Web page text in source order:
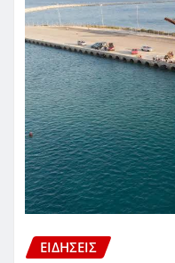
ΕΙΔΗΣΕΙΣ